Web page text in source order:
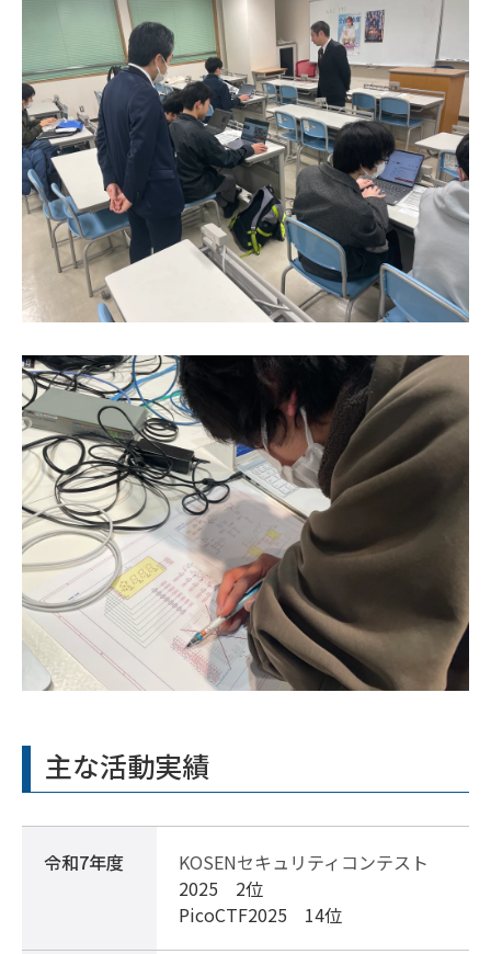
主な活動実績
令和7年度
KOSENセキュリティコンテスト
2025 2位
PicoCTF2025 14位